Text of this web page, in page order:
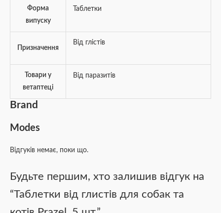
Форма
випуску
Таблетки
Призначення
Від глістів
Товари у
ветаптеці
Від паразитів
Brand
Modes
Відгуків немає, поки що.
Будьте першим, хто залишив відгук на
“Таблетки від глистів для собак та